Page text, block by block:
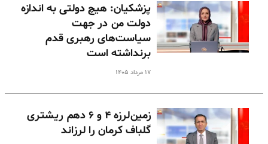
پزشکیان: هیچ دولتی به اندازه
دولت من در جهت
سیاست‌های رهبری قدم
برنداشته است
۱۷ مرداد ۱۴۰۵
زمین‌لرزه ۴ و ۶ دهم ریشتری
گلباف کرمان را لرزاند